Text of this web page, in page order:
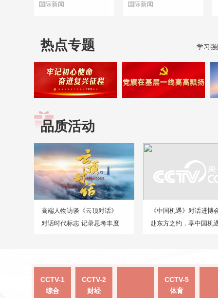
国际新闻 国际新闻
热点专题 学习
品质活动
高端人物访谈《云顶对话》
对话时代标志 记录思考丰度
《中国机遇》对话进博
赴东方之约，享中国机
CCTV-1
综合
CCTV-2
财经
CCTV-5
体育